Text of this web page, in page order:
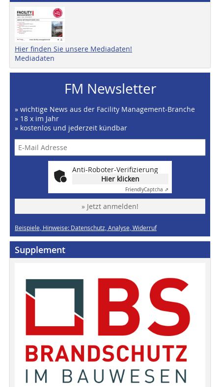
Hier finden Sie unsere Mediadaten!
Mediadaten
FM Newsletter
» wichtige News aus der Facility Management-Branche
» 18 x im Jahr
» kostenlos und jederzeit kündbar
Anti-Roboter-Verifizierung
Hier klicken
FriendlyCaptcha ⇗
» Jetzt anmelden!
Beispiele, Hinweise: Datenschutz, Analyse, Widerruf
Supplement